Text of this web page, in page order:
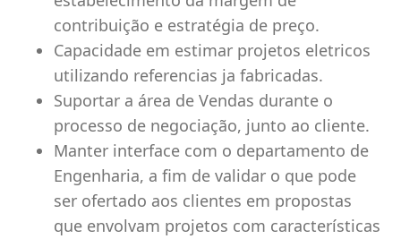
contribuição e estratégia de preço.
Capacidade em estimar projetos eletricos
utilizando referencias ja fabricadas.
Suportar a área de Vendas durante o
processo de negociação, junto ao cliente.
Manter interface com o departamento de
Engenharia, a fim de validar o que pode
ser ofertado aos clientes em propostas
que envolvam projetos com características